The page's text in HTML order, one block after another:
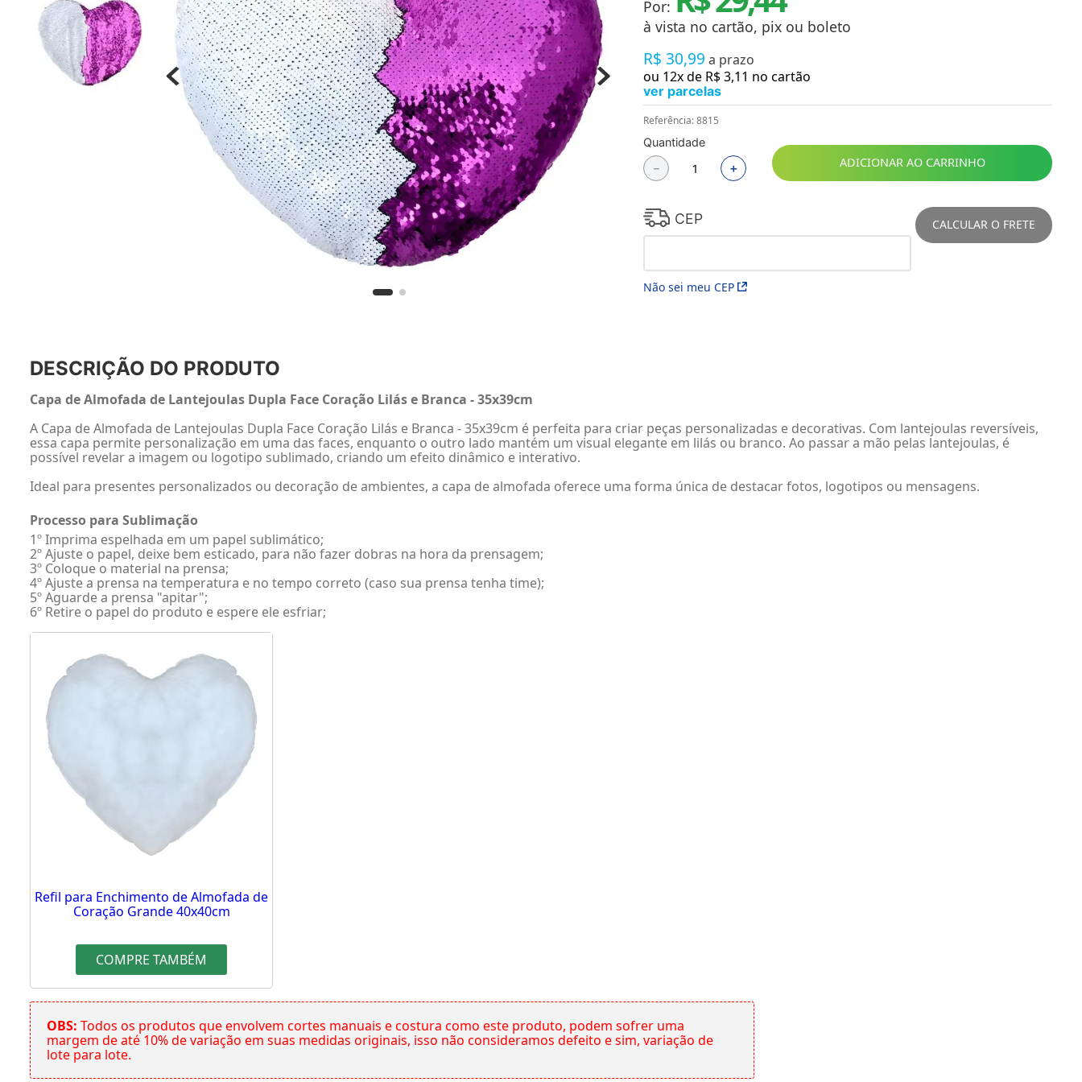
Materiais
Acrílicos
Alumínio
Cerâmica
Cortiça
Chaveiros
Chinelos
Cofres
Cuecas
Fitness
Guarda-chuvas
Produtos de Imã
Mantas e Silicone 3D
Máscara
MDF
Meias
Mouse Pads
Pantufas
Pingentes
Placas
Porcelanatos
Porta-retratos
Toalhas
Troféus
Papéis para Sublimação
OBM
Tinta Sublimática
Prensas
Por:
à vista no cartão, pix ou boleto
R$ 30,99 a prazo
ou 12x de R$3,11 no cartão
ver parcelas
Referência:8815
Quantidade
＋
－ ADICIONAR AO CARRINHO
CEP
Não sei meu CEP
CALCULAR O FRETE
DESCRIÇÃO DO PRODUTO
Capa de Almofada de Lantejoulas Dupla Face Coração Lilás e Branca - 35x39cm
A Capa de Almofada de Lantejoulas Dupla Face Coração Lilás e Branca - 35x39cm é perfeita para criar peças personalizadas e decorativas. Com lantejoulas reversíveis,
essa capa permite personalização em uma das faces, enquanto o outro lado mantém um visual elegante em lilás ou branco. Ao passar a mão pelas lantejoulas, é
possível revelar a imagem ou logotipo sublimado, criando um efeito dinâmico e interativo.
Ideal para presentes personalizados ou decoração de ambientes, a capa de almofada oferece uma forma única de destacar fotos, logotipos ou mensagens.
Processo para Sublimação
1º Imprima espelhada em um papel sublimático;
2º Ajuste o papel, deixe bem esticado, para não fazer dobras na hora da prensagem;
3º Coloque o material na prensa;
4º Ajuste a prensa na temperatura e no tempo correto (caso sua prensa tenha time);
5º Aguarde a prensa "apitar";
6º Retire o papel do produto e espere ele esfriar;
Refil para Enchimento de Almofada de
Coração Grande 40x40cm
COMPRE TAMBÉM
OBS: Todos os produtos que envolvem cortes manuais e costura como este produto, podem sofrer uma
margem de até 10% de variação em suas medidas originais, isso não consideramos defeito e sim, variação de
lote para lote.